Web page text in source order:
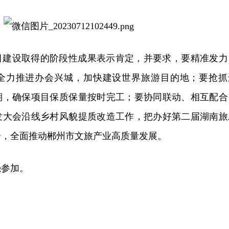
设取得的阶段性成果表示肯定，并要求，要精准发
力推进办会兴城，加快建设世界旅游目的地；要抢
确保项目保质保量按时完工；要协同联动、相互配
会沿线乡村风貌提质改造工作，把办好第二届湖南
全面推动郴州市文旅产业高质量发展。
加。